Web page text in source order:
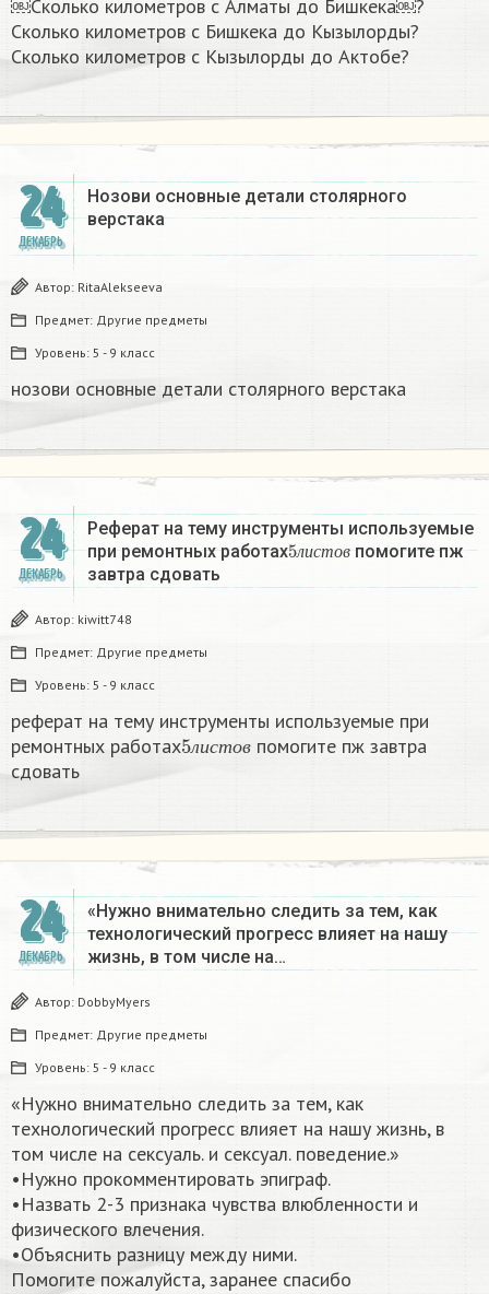
￼Сколько километров с Алматы до Бишкека￼?
Сколько километров с Бишкека до Кызылорды?
Сколько километров с Кызылорды до Актобе?
24
ДЕКАБРЬ
Нозови основные детали столярного
верстака
Автор: RitaAlekseeva
Предмет: Другие предметы
Уровень: 5 - 9 класс
нозови основные детали столярного верстака
24
ДЕКАБРЬ
Реферат на тему инструменты используемые
при ремонтных работах
листов
5
помогите пж
завтра сдовать​
Автор: kiwitt748
Предмет: Другие предметы
Уровень: 5 - 9 класс
реферат на тему инструменты используемые при
ремонтных работах
л ист ов
5листовпомогите пж завтра
сдовать​
24
ДЕКАБРЬ
«Нужно внимательно следить за тем, как
технологический прогресс влияет на нашу
жизнь, в том числе на…
Автор: DobbyMyers
Предмет: Другие предметы
Уровень: 5 - 9 класс
«Нужно внимательно следить за тем, как
технологический прогресс влияет на нашу жизнь, в
том числе на сексуаль. и сексуал. поведение.»
•Нужно прокомментировать эпиграф.
•Назвать 2-3 признака чувства влюбленности и
физического влечения.
•Объяснить разницу между ними.
Помогите пожалуйста, заранее спасибо​